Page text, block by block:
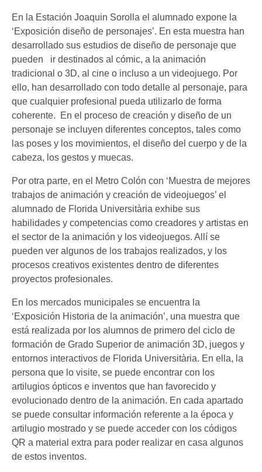
En la Estación Joaquin Sorolla el alumnado expone la
‘Exposición diseño de personajes’. En esta muestra han
desarrollado sus estudios de diseño de personaje que
pueden ir destinados al cómic, a la animación
tradicional o 3D, al cine o incluso a un videojuego. Por
ello, han desarrollado con todo detalle al personaje, para
que cualquier profesional pueda utilizarlo de forma
coherente. En el proceso de creación y diseño de un
personaje se incluyen diferentes conceptos, tales como
las poses y los movimientos, el diseño del cuerpo y de la
cabeza, los gestos y muecas.
Por otra parte, en el Metro Colón con ‘Muestra de mejores
trabajos de animación y creación de videojuegos’ el
alumnado de Florida Universitària exhibe sus
habilidades y competencias como creadores y artistas en
el sector de la animación y los videojuegos. Allí se
pueden ver algunos de los trabajos realizados, y los
procesos creativos existentes dentro de diferentes
proyectos profesionales.
En los mercados municipales se encuentra la
‘Exposición Historia de la animación’, una muestra que
está realizada por los alumnos de primero del ciclo de
formación de Grado Superior de animación 3D, juegos y
entornos interactivos de Florida Universitària. En ella, la
persona que lo visite, se puede encontrar con los
artilugios ópticos e inventos que han favorecido y
evolucionado dentro de la animación. En cada apartado
se puede consultar información referente a la época y
artilugio mostrado y se puede acceder con los códigos
QR a material extra para poder realizar en casa algunos
de estos inventos.